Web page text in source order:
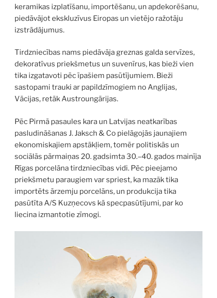
keramikas izplatīšanu, importēšanu, un apdekorēšanu,
piedāvājot ekskluzīvus Eiropas un vietējo ražotāju
izstrādājumus.
Tirdzniecības nams piedāvāja greznas galda servīzes,
dekoratīvus priekšmetus un suvenīrus, kas bieži vien
tika izgatavoti pēc īpašiem pasūtījumiem. Bieži
sastopami trauki ar papildzīmogiem no Anglijas,
Vācijas, retāk Austroungārijas.
Pēc Pirmā pasaules kara un Latvijas neatkarības
pasludināšanas J. Jaksch & Co pielāgojās jaunajiem
ekonomiskajiem apstākļiem, tomēr politiskās un
sociālās pārmaiņas 20. gadsimta 30.–40. gados mainīja
Rīgas porcelāna tirdzniecības vidi. Pēc pieejamo
priekšmetu paraugiem var spriest, ka mazāk tika
importēts ārzemju porcelāns, un produkcija tika
pasūtīta A/S Kuzņecovs kā specpasūtījumi, par ko
liecina izmantotie zīmogi.